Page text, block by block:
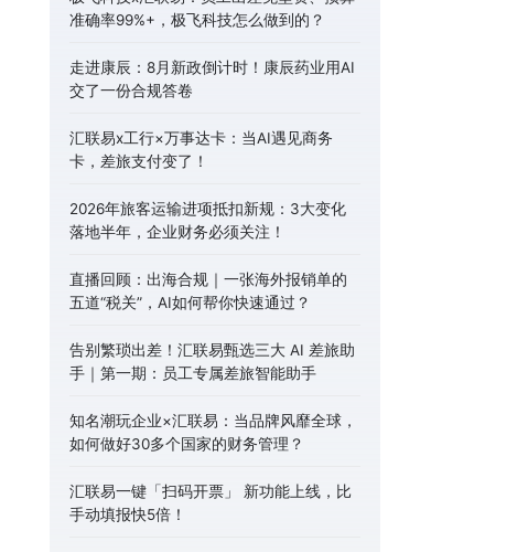
准确率99%+，极飞科技怎么做到的？
走进康辰：8月新政倒计时！康辰药业用AI
交了一份合规答卷
汇联易x工行×万事达卡：当AI遇见商务
卡，差旅支付变了！
2026年旅客运输进项抵扣新规：3大变化
落地半年，企业财务必须关注！
直播回顾：出海合规｜一张海外报销单的
五道“税关”，AI如何帮你快速通过？
告别繁琐出差！汇联易甄选三大 AI 差旅助
手｜第一期：员工专属差旅智能助手
知名潮玩企业×汇联易：当品牌风靡全球，
如何做好30多个国家的财务管理？
汇联易一键「扫码开票」 新功能上线，比
手动填报快5倍！